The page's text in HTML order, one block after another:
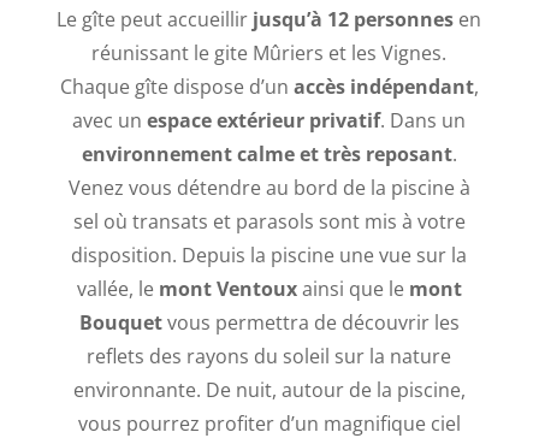
Le gîte peut accueillir jusqu’à 12 personnes en
réunissant le gite Mûriers et les Vignes.
Chaque gîte dispose d’un accès indépendant,
avec unespace extérieur privatif. Dans un
environnement calme et très reposant.
Venez vous détendre au bord de la piscine à
sel où transats et parasols sont mis à votre
disposition. Depuis la piscine une vue sur la
vallée, le mont Ventouxainsi que le mont
Bouquetvous permettra de découvrir les
reflets des rayons du soleil sur la nature
environnante. De nuit, autour de la piscine,
vous pourrez profiter d’un magnifique ciel